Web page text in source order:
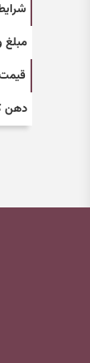
شرایط
دهن